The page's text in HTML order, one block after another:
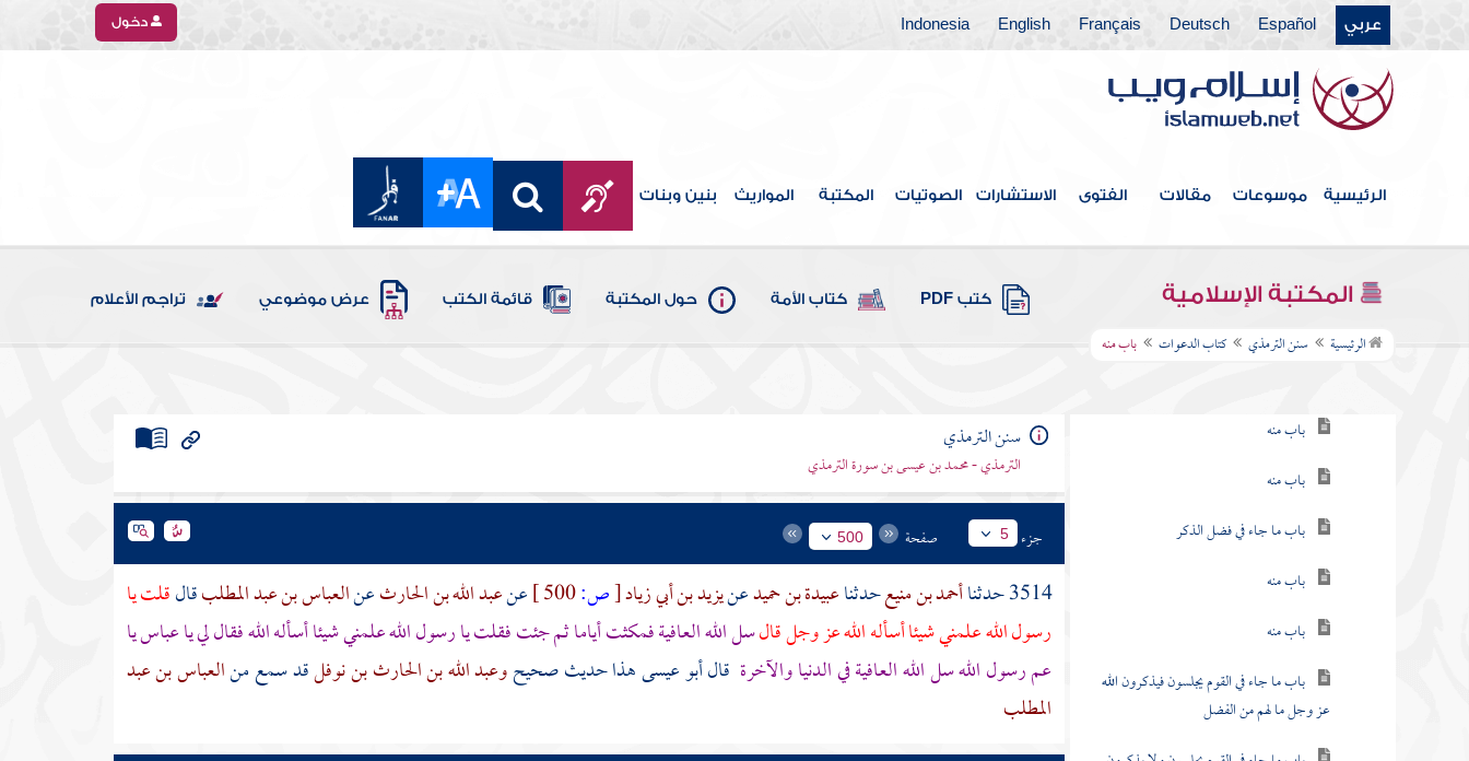
عربي Español
Deutsch
Français
English
Indonesia دخول
الرئيسية موسوعات مقالات الفتوى الاستشارات الصوتيات المكتبة المواريث بنين وبنات
المكتبة الإسلامية كتب PDF كتاب الأمة حول المكتبة قائمة الكتب عرض موضوعي تراجم الأعلام
الرئيسية سنن الترمذي كتاب الدعوات باب منه
كتاب الاستئذان والآداب
كتاب الأدب
كتاب الأمثال
كتاب فضائل القرآن
كتاب القراءات
كتاب تفسير القرآن
كتاب الدعوات
باب منه
باب منه
باب ما جاء في فضل الذكر
باب منه
باب منه
باب ما جاء في القوم يجلسون فيذكرون الله
عز وجل ما لهم من الفضل
سنن الترمذي
الترمذي - محمد بن عيسى بن سورة الترمذي
جزء 5 صفحة 500
3514 حدثنا أحمد بن منيعحدثناعبيدة بن حميدعنيزيد بن أبي زياد[ص: عنعبد الله بن الحارثعنالعباس بن عبد المطلبقالقلت يا
رسول الله علمني شيئا أسأله الله عز وجل قالسل الله العافية فمكثت أياما ثم جئت فقلت يا رسول الله علمني شيئا أسأله الله فقال لي ياعباسيا
عم رسول الله سل الله العافية في الدنيا والآخرة قال أبو عيسى هذا حديث صحيحوعبد الله بن الحارث بن نوفلقد سمع منالعباس بن عبد
المطلب